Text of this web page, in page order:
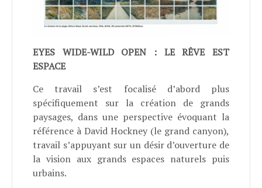
EYES WIDE-WILD OPEN : LE RÊVE EST
ESPACE
Ce travail s’est focalisé d’abord plus
spécifiquement sur la création de grands
paysages, dans une perspective évoquant la
référence à David Hockney (le grand canyon),
travail s’appuyant sur un désir d’ouverture de
la vision aux grands espaces naturels puis
urbains.